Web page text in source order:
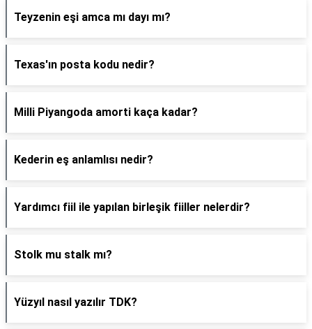
Teyzenin eşi amca mı dayı mı?
Texas'ın posta kodu nedir?
Milli Piyangoda amorti kaça kadar?
Kederin eş anlamlısı nedir?
Yardımcı fiil ile yapılan birleşik fiiller nelerdir?
Stolk mu stalk mı?
Yüzyıl nasıl yazılır TDK?